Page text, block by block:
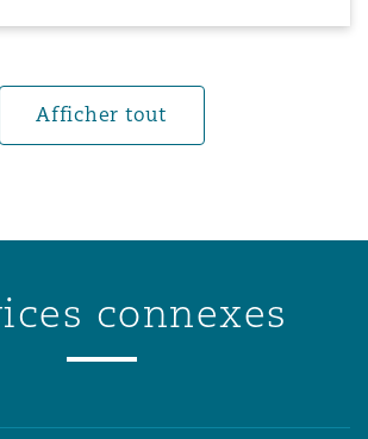
Afficher tout
connexes